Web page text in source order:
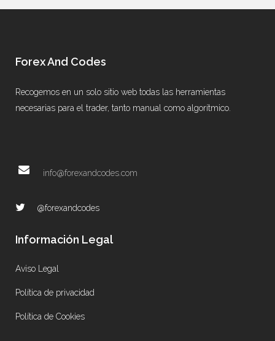
Forex And Codes
Recogemos en un solo sitio web todas las herramientas
necesarias para el trader, tanto manual como algorítmico.
info@forexandcodes.com
@forexandcodes
Información Legal
Aviso Legal
Política de privacidad
Política de Cookies